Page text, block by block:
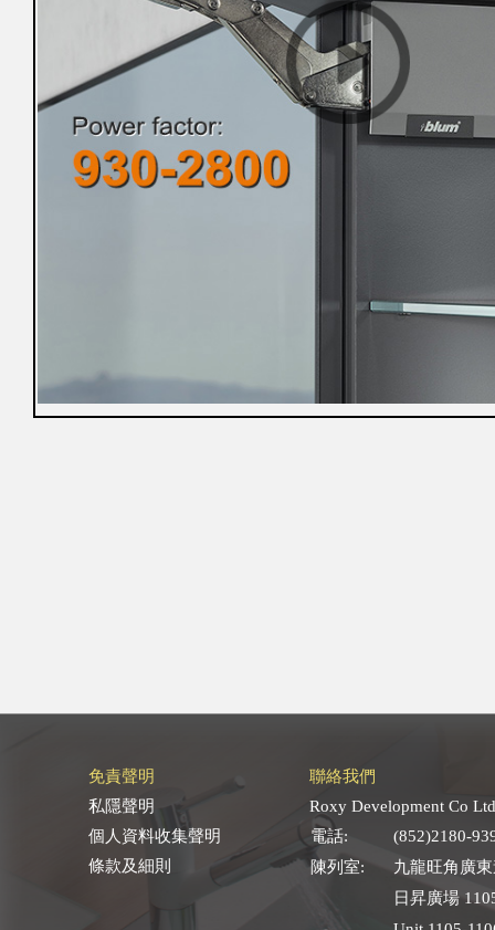
註
責
免責聲明
私隱聲明
個人資料收集聲明
條款及細則
聯絡我們
Roxy Development Co
電話:
(852)2180-
陳列室:
九龍旺角廣
日昇廣場